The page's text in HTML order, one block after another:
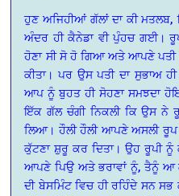
ਹੁਣ ਅਜਿਹੀਆਂ ਗੱਲਾਂ ਦਾ ਕੀ
ਅੰਦਰ ਹੀ ਕੈਨੇਡਾ ਵੀ ਪੁੰਹਚ ਗਈ।
ਹੋਣਾ ਸੀ ਸੋ ਹੋ ਗਿਆ ਅਤੇ ਆਪਣੇ ਪਤੀ
ਕੀਤਾ। ਪਰ ਉਸ ਪਤੀ ਦਾ ਸੁਭਾਅ
ਆਪ ਨੂੰ ਬੁਹਤ ਹੀ ਸੋਹਣਾ ਸਮਝਦਾ
ਇੱਕ ਗੱਲ ਚੰਗੀ ਨਿਕਲੀ ਕਿ ਉਸ ਨੇ
ਲਿਆ। ਹੌਲੀ ਹੌਲੀ ਆਪਣੇ ਅਸਲੀ
ਕੁੱਟਣਾ ਸ਼ੁਰੂ ਕਰ ਦਿਤਾ। ਉਹ ਰੂਪੀ ਨੂੰ
ਆਪਣੇ ਪਿਉ ਅਤੇ ਭਰਾਵਾਂ ਨੂੰ, ਤੈਨੂੰ ਆ
ਦੀ ਬੇਸਮਿੰਟ ਵਿਚ ਹੀ ਰਹਿੰਦੇ ਸਨ